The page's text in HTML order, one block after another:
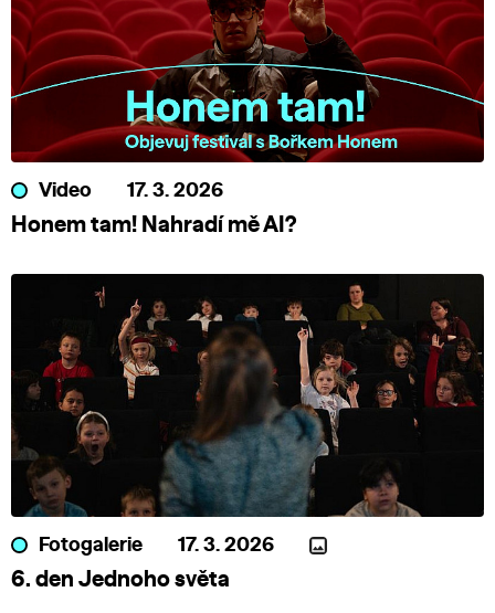
Video 17. 3. 2026
Honem tam! Nahradí mě AI?
Fotogalerie 17. 3. 2026
6. den Jednoho světa